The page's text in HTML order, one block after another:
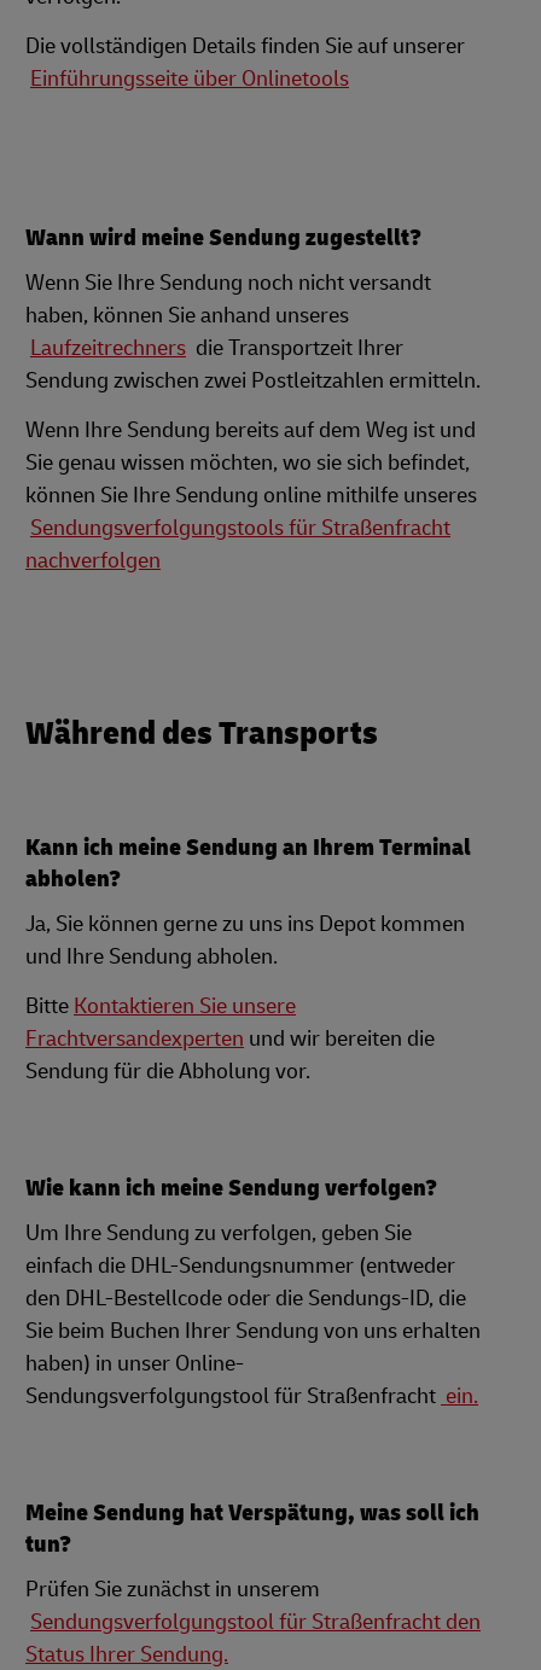
Die vollständigen Details finden Sie auf unserer
Einführungsseite über Onlinetools
Wann wird meine Sendung zugestellt?
Wenn Sie Ihre Sendung noch nicht versandt
haben, können Sie anhand unseres
Laufzeitrechners die Transportzeit Ihrer
Sendung zwischen zwei Postleitzahlen ermitteln.
Wenn Ihre Sendung bereits auf dem Weg ist und
Sie genau wissen möchten, wo sie sich befindet,
können Sie Ihre Sendung online mithilfe unseres
Sendungsverfolgungstools für Straßenfracht
nachverfolgen
Während des Transports
Kann ich meine Sendung an Ihrem Terminal
abholen?
Ja, Sie können gerne zu uns ins Depot kommen
und Ihre Sendung abholen.
Bitte Kontaktieren Sie unsere
Frachtversandexperten und wir bereiten die
Sendung für die Abholung vor.
Wie kann ich meine Sendung verfolgen?
Um Ihre Sendung zu verfolgen, geben Sie
einfach die DHL-Sendungsnummer (entweder
den DHL-Bestellcode oder die Sendungs-ID, die
Sie beim Buchen Ihrer Sendung von uns erhalten
haben) in unser Online-
Sendungsverfolgungstool für Straßenfracht ein.
Meine Sendung hat Verspätung, was soll ich
tun?
Prüfen Sie zunächst in unserem
Sendungsverfolgungstool für Straßenfracht den
Status Ihrer Sendung.